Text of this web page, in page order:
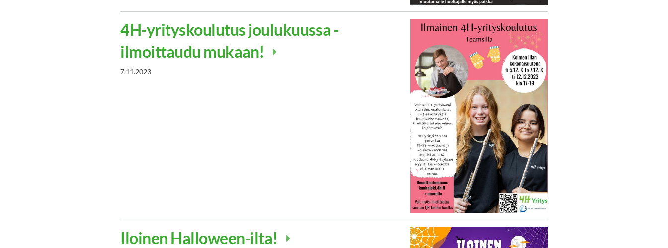
4H-yrityskoulutus joulukuussa -
ilmoittaudu mukaan!
7.11.2023
Iloinen Halloween-ilta!